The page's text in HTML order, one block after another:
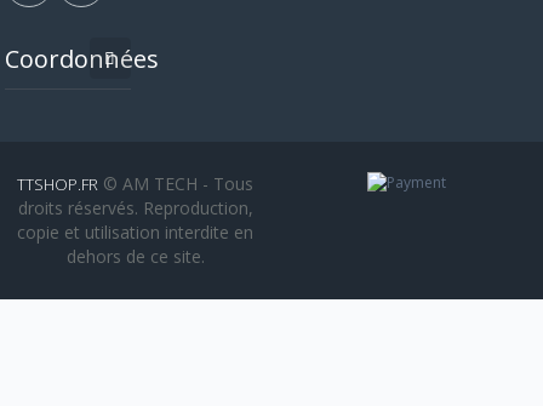
Coordonnées
TTSHOP.FR © AM TECH - Tous
droits réservés. Reproduction,
copie et utilisation interdite en
dehors de ce site.